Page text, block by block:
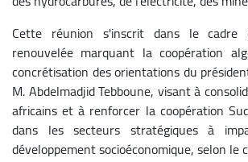
Cette réunion s'inscrit dans le cadre
renouvelée marquant la coopération
concrétisation des orientations du
M. Abdelmadjid Tebboune, visant à
africains et à renforcer la coopération
dans les secteurs stratégiques à
développement socioéconomique, selon le